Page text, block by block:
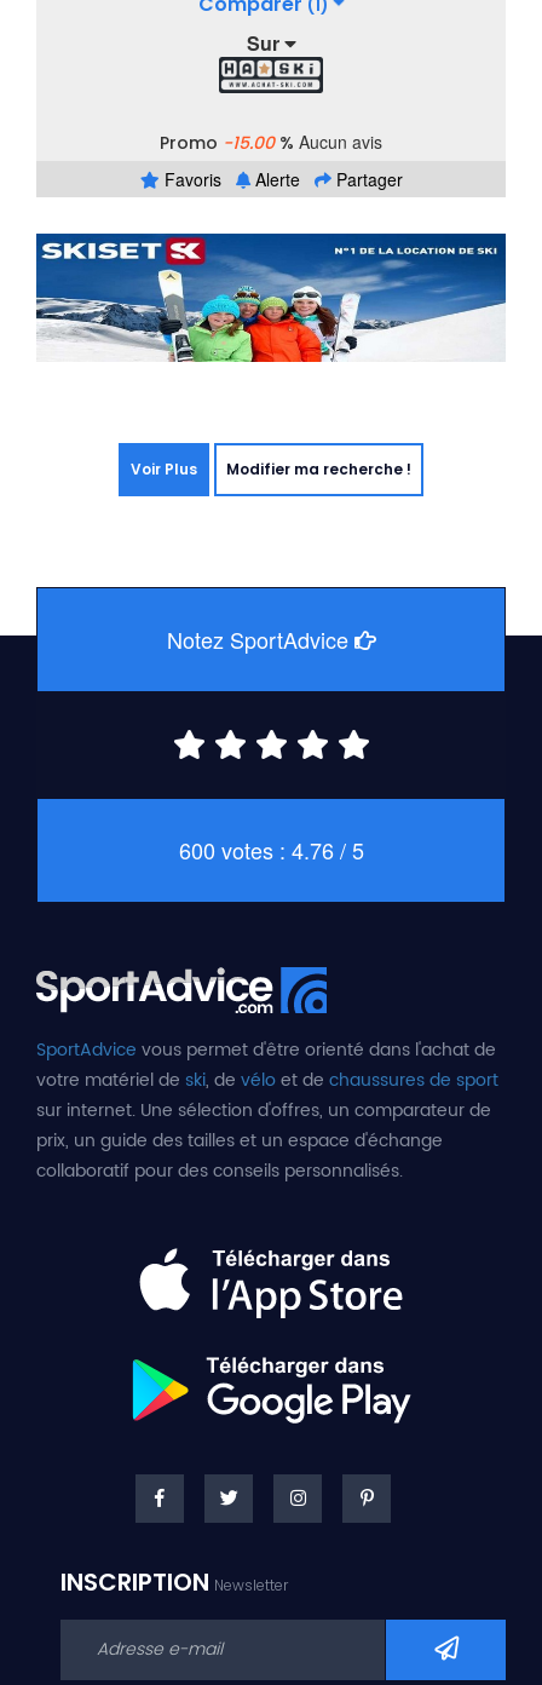
(1)
Sur
Promo -15.00% Aucun avis
Favoris
Alerte Partager
Voir Plus Modifier ma recherche !
Notez SportAdvice
600 votes : 4.76 / 5
SportAdvice vous permet d'être orienté dans l'achat de
votre matériel de ski, de véloet de chaussures de sport
sur internet. Une sélection d'offres, un comparateur de
prix, un guide des tailles et un espace d'échange
collaboratif pour des conseils personnalisés.
INSCRIPTION Newsletter